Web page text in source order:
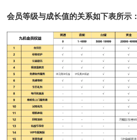
会员等级与成长值的关系如下表所示：